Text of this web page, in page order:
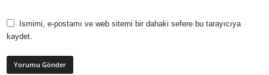
Ismimi, e-postamı ve web sitemi bir dahaki sefere bu tarayıcıya
kaydet.